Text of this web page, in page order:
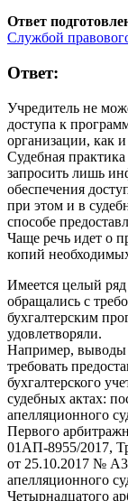
Ответ
Службой
Ответ:
Учредитель не
доступа к
организации, как
Судебная
запросить лишь
обеспечения
при этом и в
способе
Чаще речь идет о
копий
Имеется целый ряд
обращались с
бухгалтерским
удовлетворяли.
Например, выводы
требовать
бухгалтерского
судебных актах:
апелляционного
Первого
01АП-8955/2017,
от 25.10.2017 №
апелляционного
Четырнадцатого